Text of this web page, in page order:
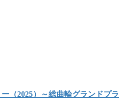
（2025）～総曲輪グランドプラ